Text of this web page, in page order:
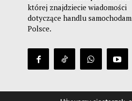
której znajdziecie wiadomości
dotyczące handlu
Polsce.